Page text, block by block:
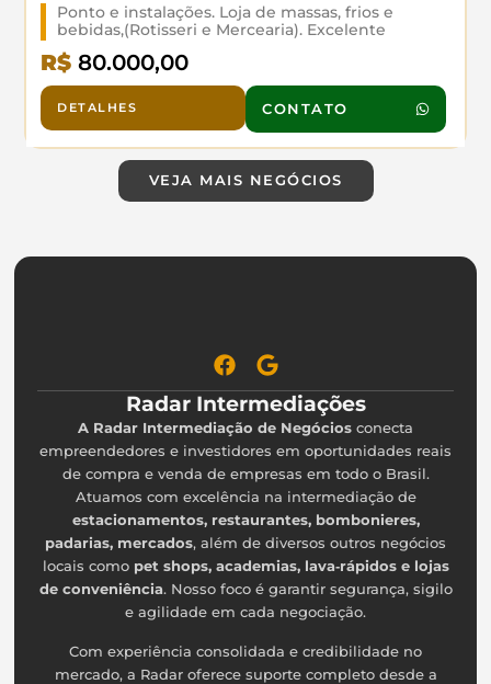
Ponto e instalações. Loja de massas, frios e
bebidas,(Rotisseri e Mercearia). Excelente
localização. Boa clientela. Equipamentos: Um
freezer horizontal, uma geladeira uma porta, uma
geladeira cervejeira,Geladeira horizontal tambem
balcão de frios, prateleiras expositoras de
produtos, Equipamentos de empresa de pão
congelado (forno elétrico, freezer e
expositor)Balança digital, Fatiador de frios
Armário expositor de Pães, Adega de vinhos e
Bebidas, Expositor de mantimentos Muitas caixas
de refrigerante retornável Computador com
de produtos a granel. Potencial de grande
R$ 80.000,00
DETALHES CONTATO
VEJA MAIS NEGÓCIOS
Radar Intermediações
A Radar Intermediação de Negócios conecta
empreendedores e investidores em oportunidades reais
de compra e venda de empresas em todo o Brasil.
Atuamos com excelência na intermediação de
estacionamentos, restaurantes, bombonieres,
padarias, mercados, além de diversos outros negócios
locais como pet shops, academias, lava‑rápidos e lojas
de conveniência. Nosso foco é garantir segurança, sigilo
e agilidade em cada negociação.
Com experiência consolidada e credibilidade no
mercado, a Radar oferece suporte completo desde a